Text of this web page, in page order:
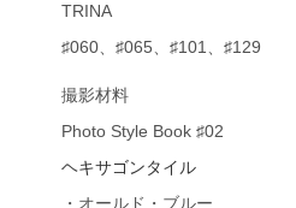
TRINA
♯060、♯065、♯101、♯129
撮影材料
Photo Style Book ♯02
ヘキサゴンタイル
・オールド・ブルー